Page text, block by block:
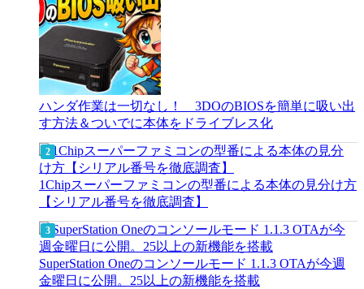
ハンダ作業は一切なし！ 3DOのBIOSを簡単に吸い出
す方法＆ついでに本体をドライブレス化
1Chipスーパーファミコンの型番による本体の見分け方
【シリアル番号を徹底調査】
SuperStation Oneのコンソールモード 1.1.3 OTAが今週
金曜日に公開。25以上の新機能を搭載